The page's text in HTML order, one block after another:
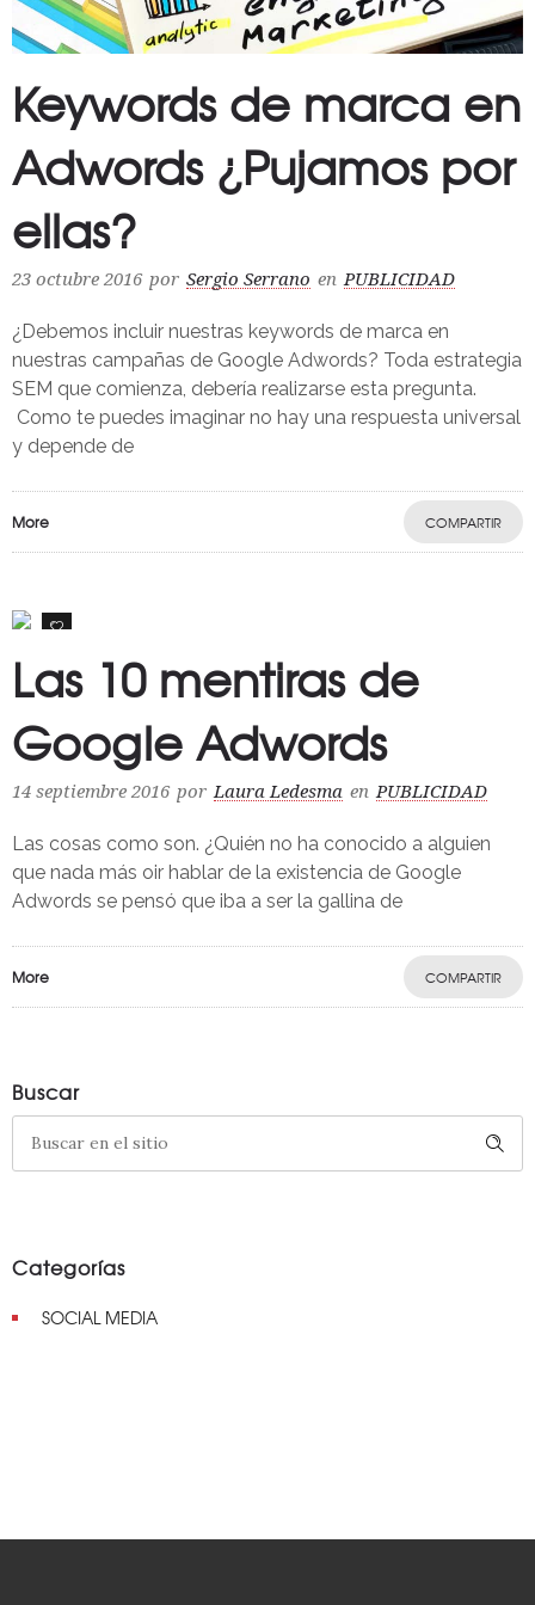
Keywords de marca en
Adwords ¿Pujamos por
ellas?
23 octubre 2016 por Sergio Serrano en PUBLICIDAD
¿Debemos incluir nuestras keywords de marca en
nuestras campañas de Google Adwords? Toda estrategia
SEM que comienza, debería realizarse esta pregunta.
Como te puedes imaginar no hay una respuesta universal
y depende de
More COMPARTIR
0
Las 10 mentiras de
Google Adwords
14 septiembre 2016 por Laura Ledesma en PUBLICIDAD
Las cosas como son. ¿Quién no ha conocido a alguien
que nada más oir hablar de la existencia de Google
Adwords se pensó que iba a ser la gallina de
More COMPARTIR
Buscar
Categorías
SOCIAL MEDIA